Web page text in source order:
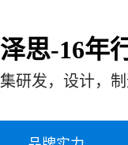
泽思-16年
集研发，设计，